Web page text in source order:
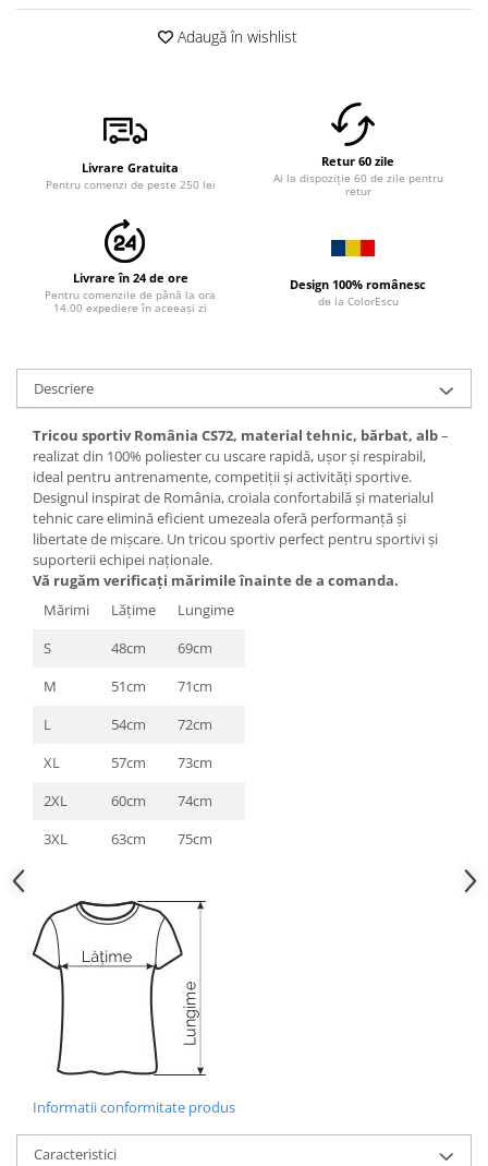
Adaugă în wishlist
Livrare Gratuita
Pentru comenzi de peste 250 lei
Retur 60 zile
Ai la dispoziție 60 de zile pentru
retur
Livrare în 24 de ore
Pentru comenzile de până la ora
14.00 expediere în aceeași zi
Design 100% românesc
de la ColorEscu
Descriere
Tricou sportiv România CS72, material tehnic, bărbat, alb–
realizat din 100% poliester cu uscare rapidă, ușor și respirabil,
ideal pentru antrenamente, competiții și activități sportive.
Designul inspirat de România, croiala confortabilă și materialul
tehnic care elimină eficient umezeala oferă performanță și
libertate de mișcare. Un tricou sportiv perfect pentru sportivi și
suporterii echipei naționale.
Vă rugăm verificaţi mărimile înainte de a comanda.
Mărimi
Lăţime
Lungime
S
48cm
69cm
M
51cm
71cm
L
54cm
72cm
XL
57cm
73cm
2XL
60cm
74cm
3XL
63cm 75cm
Informatii conformitate produs
Caracteristici